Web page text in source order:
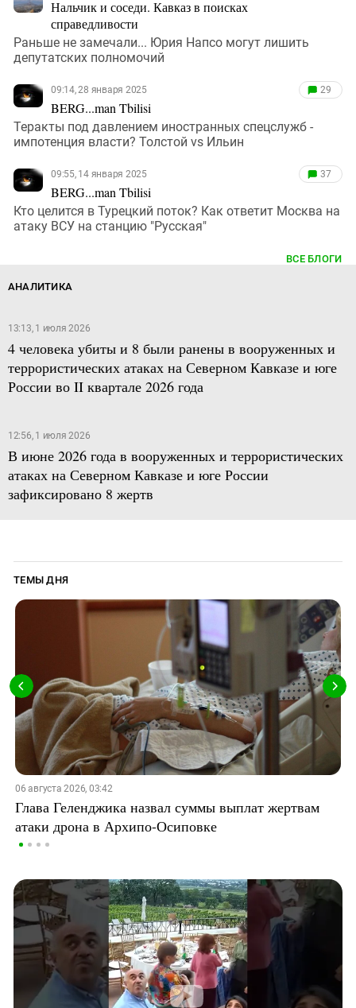
Нальчик и соседи. Кавказ в поисках
справедливости
Раньше не замечали... Юрия Напсо могут лишить
депутатских полномочий
09:14, 28 января 2025
BERG...man Tbilisi
29
Теракты под давлением иностранных спецслужб -
импотенция власти? Толстой vs Ильин
09:55, 14 января 2025
BERG...man Tbilisi
37
Кто целится в Турецкий поток? Как ответит Москва на
атаку ВСУ на станцию "Русская"
ВСЕ БЛОГИ
АНАЛИТИКА
13:13, 1 июля 2026
4 человека убиты и 8 были ранены в вооруженных и
террористических атаках на Северном Кавказе и юге
России во II квартале 2026 года
12:56, 1 июля 2026
В июне 2026 года в вооруженных и террористических
атаках на Северном Кавказе и юге России
зафиксировано 8 жертв
ТЕМЫ ДНЯ
06 августа 2026, 03:42
Глава Геленджика назвал суммы выплат жертвам
атаки дрона в Архипо-Осиповке